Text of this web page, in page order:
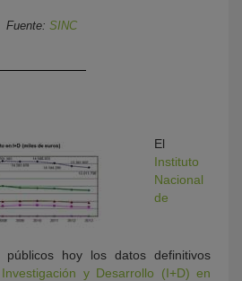
Fuente: SINC
El
Instituto
Nacional
de
hoy los datos definitivos
y Desarrollo (I+D) en